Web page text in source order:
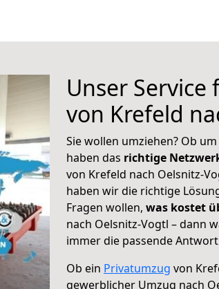
Unser
von Krefeld
Sie wollen umziehen? Ob
haben das richtige
von Krefeld nach Oelsnitz-
haben wir die richtige
Fragen wollen, was kostet
nach Oelsnitz-Vogtl – dann
immer die passende
Ob ein Privatumzug von
gewerblicher Umzug nach